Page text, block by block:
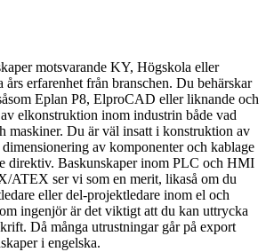
motsvarande KY, Högskola eller
års erfarenhet från branschen. Du behärskar
Eplan P8, ElproCAD eller liknande och
elkonstruktion inom industrin både vad
maskiner. Du är väl insatt i konstruktion av
av komponenter och kablage
direktiv. Baskunskaper inom PLC och HMI
ATEX ser vi som en merit, likaså om du
eller del-projektledare inom el och
ingenjör är det viktigt att du kan uttrycka
Då många utrustningar går på export
i engelska.